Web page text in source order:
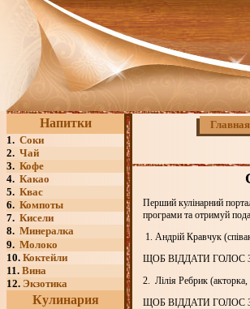
Напитки
1. Соки
2. Чай
3. Кофе
4. Какао
5. Квас
6. Компоты
7. Кисели
8. Минералка
9. Молоко
10. Коктейли
11. Вина
12. Экзотика
Кулинария
Главная
Перший кулінарний
програми та отримуй
1. Андрій Кравчук
ЩОБ ВІДДАТИ ГОЛОС ЗА
2. Лілія Ребрик
ЩОБ ВІДДАТИ ГОЛОС ЗА